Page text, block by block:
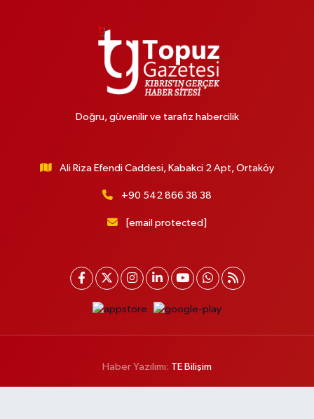
Doğru, güvenilir ve tarafız habercilik
Ali Riza Efendi Caddesi, Kabakci 2 Apt, Ortaköy
+90 542 866 38 38
[email protected]
Haber Yazılımı: TE Bilişim